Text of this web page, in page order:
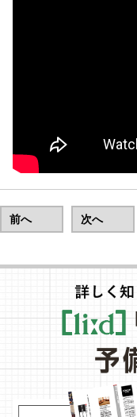
前へ 次へ